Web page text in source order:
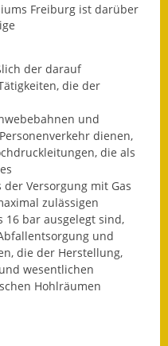
2015
2016
2017
2018
2019
2020
Freiburg ist darüber
der darauf
die der
und
dienen,
die als
Versorgung mit Gas
zulässigen
16 bar ausgelegt sind,
und
die der Herstellung,
wesentlichen
Hohlräumen